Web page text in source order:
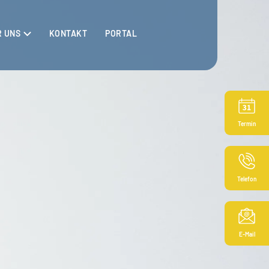
UNS KONTAKT PORTAL
Termin
Telefon
E-Mail